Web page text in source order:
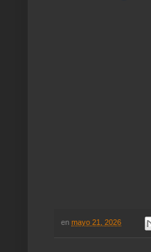
en mayo 21, 2026